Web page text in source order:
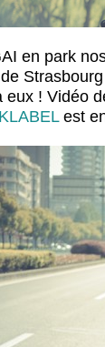
en park
eux ! Vidéo
est